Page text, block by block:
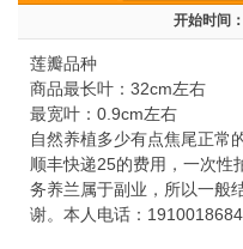
开始时间：
莲瓣品种
商品最长叶：32cm左右
最宽叶：0.9cm左右
自然养植多少有点焦尾正常
顺丰快递25的费用，一次性
务养兰属于副业，所以一般
谢。本人电话：